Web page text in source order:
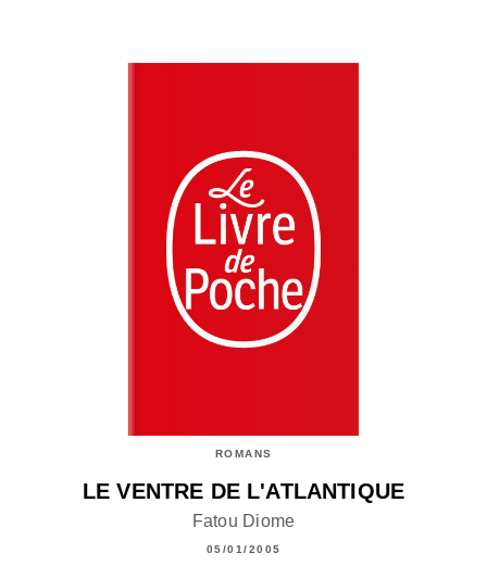
ROMANS
LE VENTRE DE L'ATLANTIQUE
Fatou Diome
05/01/2005